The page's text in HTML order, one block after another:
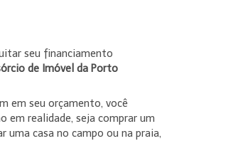
seu financiamento
de Imóvel da Porto
em seu orçamento, você
em realidade, seja comprar um
uma casa no campo ou na praia,